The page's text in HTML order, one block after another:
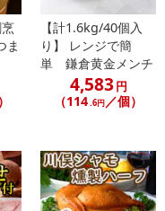
品によってご指定できる
ます。
定をご利用いただけませ
ま
【計1.6kg/40個入
り】 レンジで簡
単 鎌倉黄金メンチ
4,583円
（114.6円 ／個）